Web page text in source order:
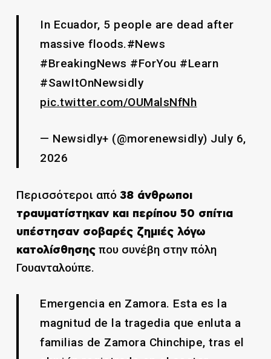
In Ecuador, 5 people are dead after
massive floods.#News
#BreakingNews #ForYou #Learn
#SawItOnNewsidly
pic.twitter.com/OUMalsNfNh
— Newsidly+ (@morenewsidly) July 6,
2026
Περισσότεροι από 38 άνθρωποι
τραυματίστηκαν και περίπου 50 σπίτια
υπέστησαν σοβαρές ζημιές λόγω
κατολίσθησηςπου συνέβη στην πόλη
Γουανταλούπε.
Emergencia en Zamora. Esta es la
magnitud de la tragedia que enluta a
familias de Zamora Chinchipe, tras el